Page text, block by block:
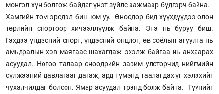
монгол хүн болгож байдаг үнэт зүйлс аажмаар бүдгэрч байна.
Хамгийн том эрсдэл биш юм уу. Өнөөдөр бид хүүхдүүдээ олон
төрлийн спортоор хичээллүүлж байна. Энэ нь буруу биш.
Гэхдээ үндэсний спорт, үндэсний онцлог, өв соёлын агуулга нь
амьдралын хэв маягаас шахагдаж эхэлж байгаа нь анхаарах
асуудал. Нөгөө талаар өнөөдрийн зарим улстөрчид нийгмийн
сүлжээний давлагааг дагаж, ард түмэнд таалагдах үг хэлэхийг
чухалчилдаг болсон. Ямар асуудал трэнд болж байна. Түүнийг